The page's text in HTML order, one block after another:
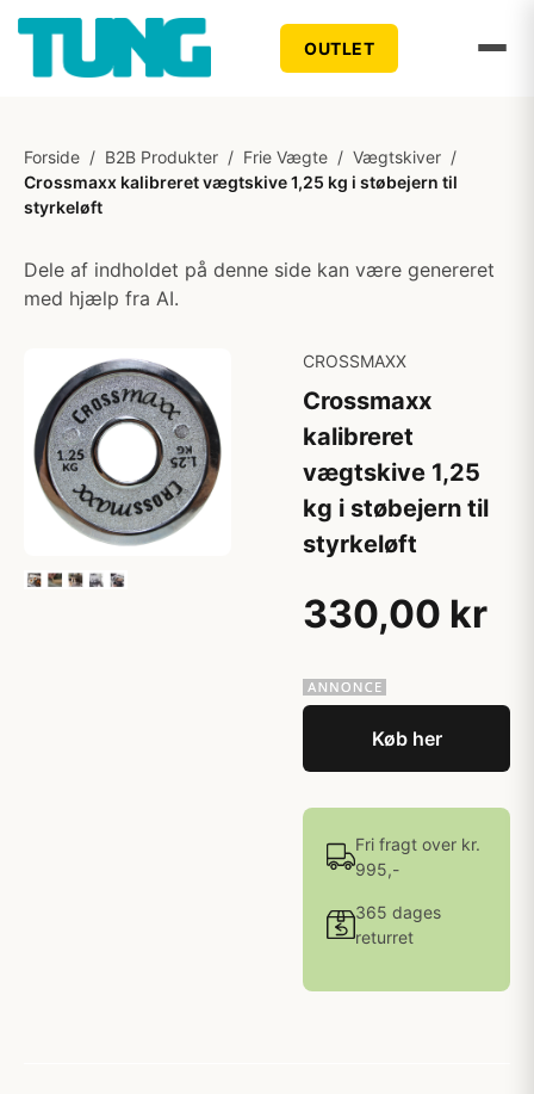
OUTLET
Forside / B2B Produkter / Frie Vægte / Vægtskiver /
Crossmaxx kalibreret vægtskive 1,25 kg i støbejern til
styrkeløft
Dele af indholdet på denne side kan være genereret
med hjælp fra AI.
CROSSMAXX
Crossmaxx
kalibreret
vægtskive 1,25
kg i støbejern til
styrkeløft
330,00 kr
Køb her
Fri fragt over kr.
995,-
365 dages
returret